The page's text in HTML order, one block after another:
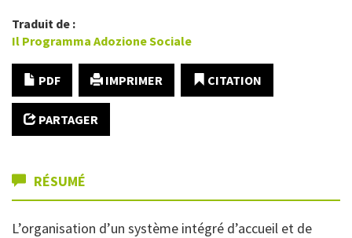
Traduit de :
Il Programma Adozione Sociale
PDF IMPRIMER CITATION
PARTAGER
RÉSUMÉ
L’organisation d’un système intégré d’accueil et de